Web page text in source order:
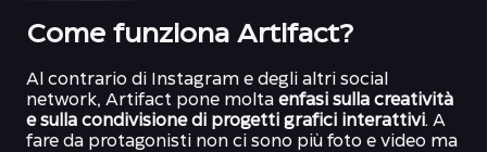
Come funziona Artifact?
Al contrario di Instagram e degli altri social
network, Artifact pone molta enfasi sulla creatività
e sulla condivisione di progetti grafici interattivi . A
fare da protagonisti non ci sono più foto e video ma